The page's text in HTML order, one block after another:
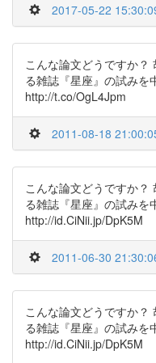
2017-05-22
こんな論文どうですか？
る雑誌『星座』の試み
http://t.co/OgL4Jpm
2011-08-18
こんな論文どうですか？
る雑誌『星座』の試み
http://id.CiNii.jp/DpK5M
2011-06-30
こんな論文どうですか？
る雑誌『星座』の試み
http://id.CiNii.jp/DpK5M